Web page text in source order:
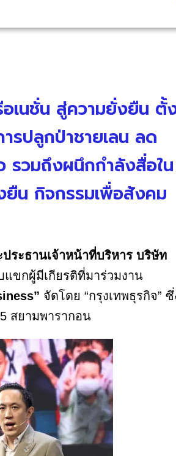
อเนชั่น สู่ความยั่งยืน ตั้
รปลูกป่าชายเลน ลด
รวมถึงผนึกกำลังสื่อใน
น กิจกรรมเพื่อสังคม
ระธานเจ้าหน้าที่บริหาร บริษัท
ขกผู้มีเกียรติที่มาร่วมงาน
จัดโดย “กรุงเทพธุรกิจ” ซึ่
สยามพารากอน